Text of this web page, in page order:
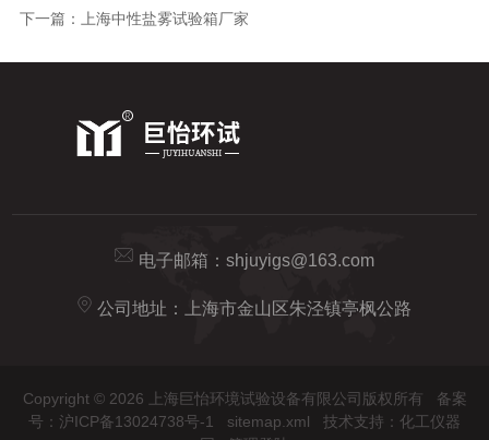
下一篇： 上海中性盐雾试验箱厂家
电子邮箱： shjuyigs@163.com
公司地址：上海市金山区朱泾镇亭枫公路
Copyright © 2026 上海巨怡环境试验设备有限公司版权所有 备案
号：沪ICP备13024738号-1
sitemap.xml 技术支持： 化工仪器